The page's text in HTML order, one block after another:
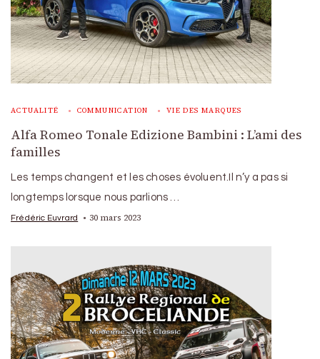
ACTUALITÉ COMMUNICATION VIE DES MARQUES
Alfa Romeo Tonale Edizione Bambini : L’ami des
familles
Les temps changent et les choses évoluent.Il n’y a pas si
longtemps lorsque nous parlions …
Frédéric Euvrard 30 mars 2023